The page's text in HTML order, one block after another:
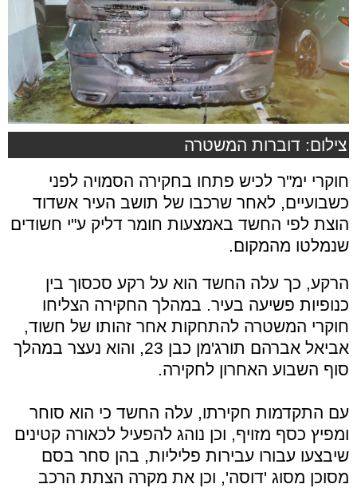
צילום: דוברות המשטרה
חוקרי ימ"ר לכיש פתחו בחקירה הסמויה לפני
כשבועיים, לאחר שרכבו של תושב העיר אשדוד
הוצת לפי החשד באמצעות חומר דליק ע"י חשודים
שנמלטו מהמקום.
הרקע, כך עלה החשד הוא על רקע סכסוך בין
כנופיות פשיעה בעיר. במהלך החקירה הצליחו
חוקרי המשטרה להתחקות אחר זהותו של חשוד,
אביאל אברהם תורג'מן כבן 23, והוא נעצר במהלך
סוף השבוע האחרון לחקירה.
עם התקדמות חקירתו, עלה החשד כי הוא סוחר
ומפיץ כסף מזויף, וכן נוהג להפעיל לכאורה קטינים
שיבצעו עבורו עבירות פליליות, בהן סחר בסם
מסוכן מסוג 'דוסה', וכן את מקרה הצתת הרכב